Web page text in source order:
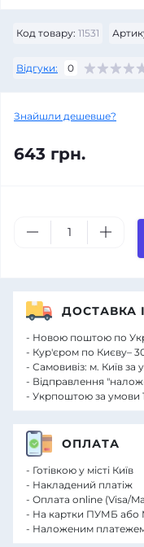
Код товару: 11531
Відгуки: 0
Знайшли дешевше?
643 грн.
ДОСТАВКА
- Новою поштою по
- Кур'єром по Києву–
- Самовивіз: м. Київ
- Відправлення
- Укрпоштою за умови
ОПЛАТА
- Готівкою у місті Київ
- Накладений платіж
- Оплата online (Visa/
- На картки ПУМБ
- Наложеним платежем